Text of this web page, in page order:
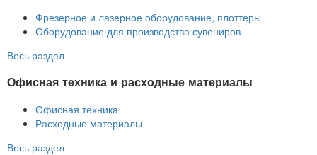
Фрезерное и лазерное оборудование, плоттеры
Оборудование для производства сувениров
Весь раздел
Офисная техника и расходные материалы
Офисная техника
Расходные материалы
Весь раздел